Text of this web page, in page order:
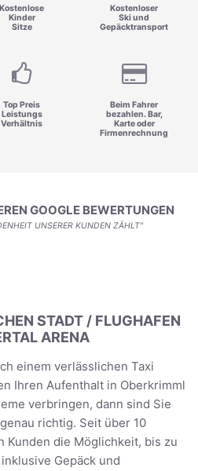
Kostenlose
Kinder
Sitze
Kostenloser
Ski und
Gepäcktransport
Top Preis
Leistungs
Verhältnis
Beim Fahrer
bezahlen. Bar,
Karte oder
Firmenrechnung
GOOGLE BEWERTUNGEN
UNSERER KUNDEN ZÄHLT"
STADT / FLUGHAFEN
ARENA
einem verlässlichen Taxi
Ihren Aufenthalt in Oberkrimml
verbringen, dann sind Sie
genau richtig. Seit über 10
Kunden die Möglichkeit, bis zu
Gepäck und